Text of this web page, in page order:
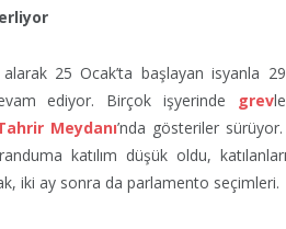
alarak 25 Ocak’ta başlayan isyanla
ediyor. Birçok işyerinde
grev
Meydanı’nda gösteriler
katılım düşük oldu,
iki ay sonra da parlamento seçimleri.